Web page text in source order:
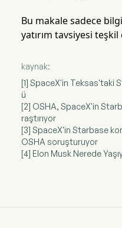
Bu makale sadece
yatırım tavsiyesi teşkil
kaynak:
[1] SpaceX'in Teksas'taki
ü
[2] OSHA, SpaceX'in
raştırıyor
[3] SpaceX'in Starbase
OSHA soruşturuyor
[4] Elon Musk Nerede